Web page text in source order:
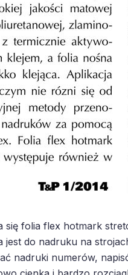
się folia flex hotmark
jest do nadruku na
nadruki numerów,